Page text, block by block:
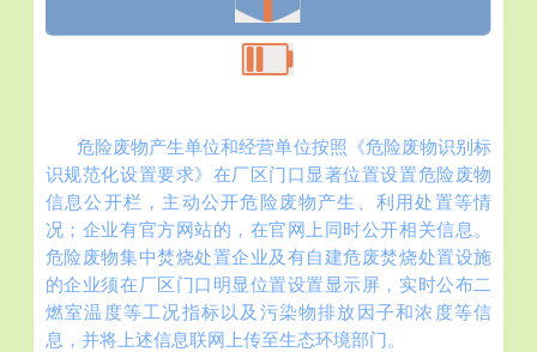
危险废物产生单位和经营单位按照《危险废物识别标
识规范化设置要求》在厂区门口显著位置设置危险废物
信息公开栏，主动公开危险废物产生、利用处置等情
况；企业有官方网站的，在官网上同时公开相关信息。
危险废物集中焚烧处置企业及有自建危废焚烧处置设施
的企业须在厂区门口明显位置设置显示屏，实时公布二
燃室温度等工况指标以及污染物排放因子和浓度等信
息，并将上述信息联网上传至生态环境部门。